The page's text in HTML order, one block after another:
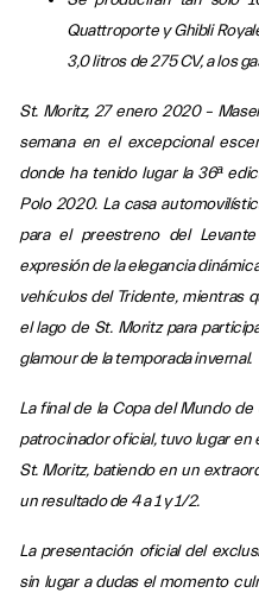
Quattroporte y Ghibli
3,0 litros de 275 CV, a los
St. Moritz, 27 enero 2020 –
semana en el excepcional
donde ha tenido lugar la 36ª
Polo 2020. La casa
para el preestreno del
expresión de la elegancia
vehículos del Tridente, mientras
el lago de St. Moritz para
glamour de la temporada invernal.
La final de la Copa del Mundo
patrocinador oficial, tuvo lugar en
St. Moritz, batiendo en un
un resultado de 4 a 1 y 1/2.
La presentación oficial del
sin lugar a dudas el momento